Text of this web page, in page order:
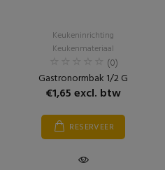
Keukeninrichting
Keukenmateriaal
(0)
Gastronormbak 1/2 G
€1,65 excl. btw
RESERVEER